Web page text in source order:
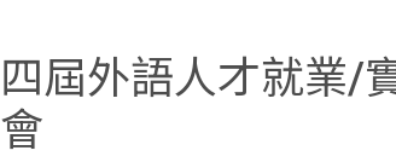
屆外語人才就業/